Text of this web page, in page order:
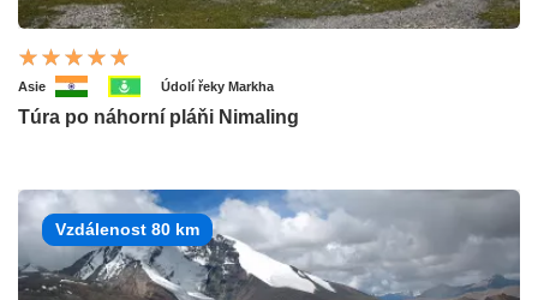
Asie Údolí řeky Markha
Túra po náhorní pláňi Nimaling
Vzdálenost 80 km